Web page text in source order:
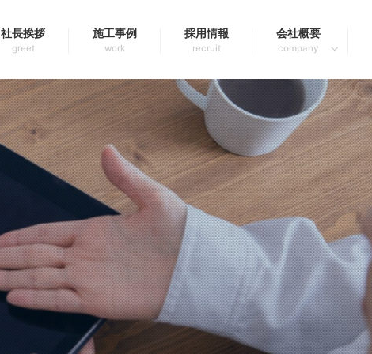
社長挨拶
greet
施工事例
work
採用情報
recruit
会社概要
company